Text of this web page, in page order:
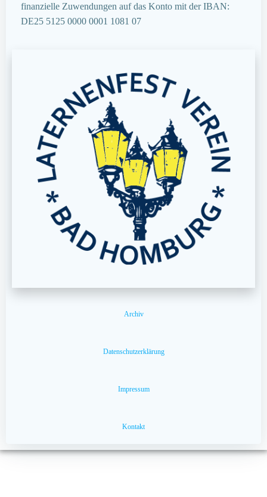
finanzielle Zuwendungen auf das Konto mit der IBAN:
DE25 5125 0000 0001 1081 07
Archiv
Datenschutzerklärung
Impressum
Kontakt